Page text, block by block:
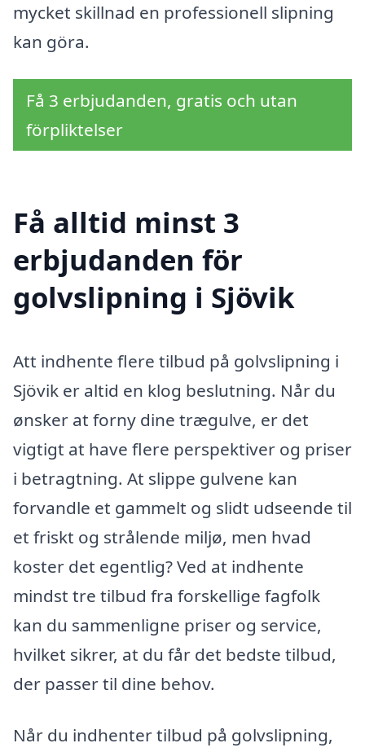
mycket skillnad en professionell slipning
kan göra.
Få 3 erbjudanden, gratis och utan
förpliktelser
Få alltid minst 3
erbjudanden för
golvslipning i Sjövik
Att indhente flere tilbud på golvslipning i
Sjövik er altid en klog beslutning. Når du
ønsker at forny dine trægulve, er det
vigtigt at have flere perspektiver og priser
i betragtning. At slippe gulvene kan
forvandle et gammelt og slidt udseende til
et friskt og strålende miljø, men hvad
koster det egentlig? Ved at indhente
mindst tre tilbud fra forskellige fagfolk
kan du sammenligne priser og service,
hvilket sikrer, at du får det bedste tilbud,
der passer til dine behov.
Når du indhenter tilbud på golvslipning,